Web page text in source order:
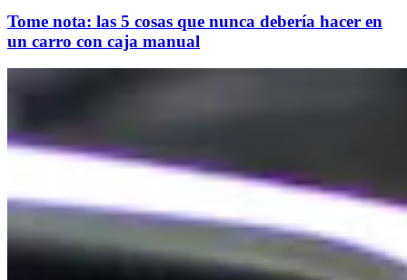
Tome nota: las 5 cosas que nunca debería hacer en
un carro con caja manual